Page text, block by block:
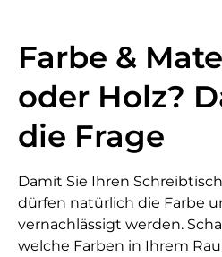
Farbe &
oder Holz?
die Frage
Damit Sie Ihren
dürfen natürlich die Farbe
vernachlässigt werden.
welche Farben in Ihrem